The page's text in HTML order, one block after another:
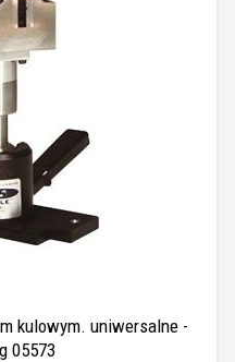
kulowym. uniwersalne -
05573